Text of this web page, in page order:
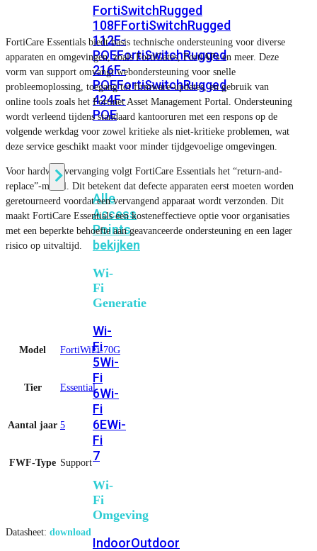
FortiSwitchRugged
108FFortiSwitchRugged
112F-
POEFortiSwitchRugged
216F-
POEFortiSwitchRugged
424F-
POE
Alle
Access
Points
bekijken
Wi-
Fi
Generatie
Wi-
Fi
5Wi-
Fi
6Wi-
Fi
6EWi-
Fi
7
Wi-
Fi
Omgeving
IndoorOutdoor
FortiCare Essentials biedt basis technische ondersteuning voor diverse
apparaten en omgevingen, zoals FortiGates, FortiAPs en meer. Deze
vorm van support omvangt webondersteuning voor snelle
probleemoplossing, toegang tot firmware-updates, en gebruik van
online tools zoals het Fortinet Asset Management Portal. Ondersteuning
wordt verleend tijdens standaard kantooruren met een respons op de
volgende werkdag voor zowel kritieke als niet-kritieke problemen, wat
deze service geschikt maakt voor minder tijdgevoelige omgevingen.
Voor hardwarevervanging volgt FortiCare Essentials het “return-and-
replace”-model. Dit betekent dat defecte apparaten eerst moeten worden
geretourneerd voordat een vervangend apparaat wordt verzonden. Dit
maakt FortiCare Essentials een kosteneffectieve optie voor organisaties
met een beperkte behoefte aan geavanceerde ondersteuning en een lager
risico op uitvaltijd.
Model FortiWiFi-70G
Tier Essential
Aantal jaar 5
FWF-Type Support
Datasheet: download